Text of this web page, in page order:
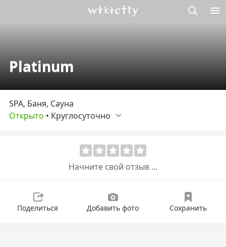
Platinum
SPA, Баня, Сауна
Открыто • Круглосуточно
Начните свой отзыв ...
Поделиться Добавить фото Сохранить